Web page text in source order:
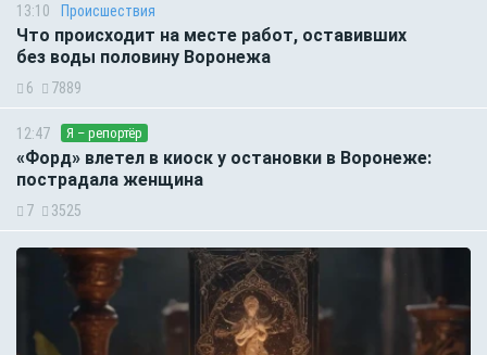
13:10 Происшествия
Что происходит на месте работ, оставивших
без воды половину Воронежа
6 7889
12:47 Я – репортёр
«Форд» влетел в киоск у остановки в Воронеже:
пострадала женщина
7 3525